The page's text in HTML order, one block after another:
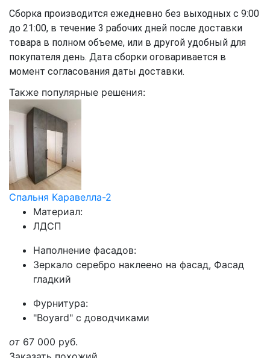
Сборка производится ежедневно без выходных с 9:00
до 21:00, в течение 3 рабочих дней после доставки
товара в полном объеме, или в другой удобный для
покупателя день. Дата сборки оговаривается в
момент согласования даты доставки.
Также популярные решения:
Спальня Каравелла-2
Материал:
ЛДСП
Наполнение фасадов:
Зеркало серебро наклеено на фасад, Фасад
гладкий
Фурнитура:
"Boyard" с доводчиками
от 67 000 руб.